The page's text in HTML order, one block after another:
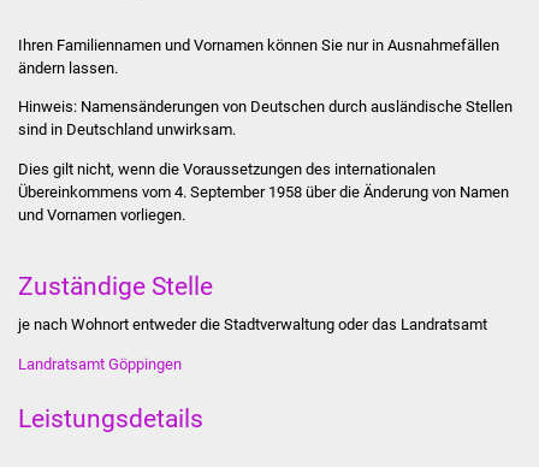
Ortsrecht
Wahlen
Ihren Familiennamen und Vornamen können Sie nur in Ausnahmefällen
ändern lassen.
Hinweis:Namensänderungen von Deutschen durch ausländische Stellen
sind in Deutschland unwirksam.
Dies gilt nicht, wenn die Voraussetzungen des internationalen
Übereinkommens vom 4. September 1958 über die Änderung von Namen
und Vornamen vorliegen.
Zuständige Stelle
je nach Wohnort entweder die Stadtverwaltung oder das Landratsamt
Landratsamt Göppingen
Leistungsdetails